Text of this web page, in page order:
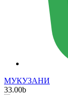
МУКУЗАНИ
33.00b